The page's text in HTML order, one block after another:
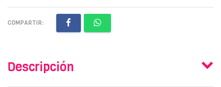
COMPARTIR:
Descripción